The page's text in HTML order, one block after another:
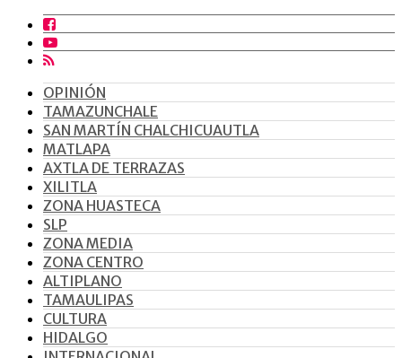
OPINIÓN
TAMAZUNCHALE
SAN MARTÍN CHALCHICUAUTLA
MATLAPA
AXTLA DE TERRAZAS
XILITLA
ZONA HUASTECA
SLP
ZONA MEDIA
ZONA CENTRO
ALTIPLANO
TAMAULIPAS
CULTURA
HIDALGO